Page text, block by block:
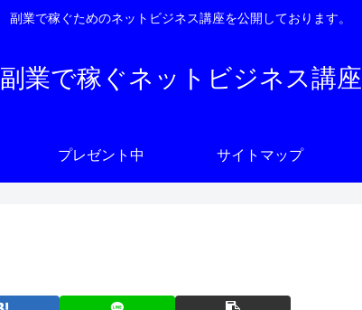
副業で稼ぐためのネットビジネス講座を公開しております。
副業で稼ぐネットビジネス講座
プレゼント中 サイトマップ